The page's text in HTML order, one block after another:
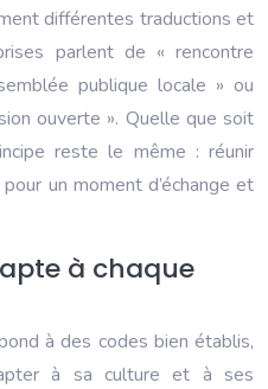
différentes traductions et
parlent de « rencontre
publique locale » ou
ouverte ». Quelle que soit
reste le même : réunir
un moment d’échange et
à chaque
à des codes bien établis,
à sa culture et à ses